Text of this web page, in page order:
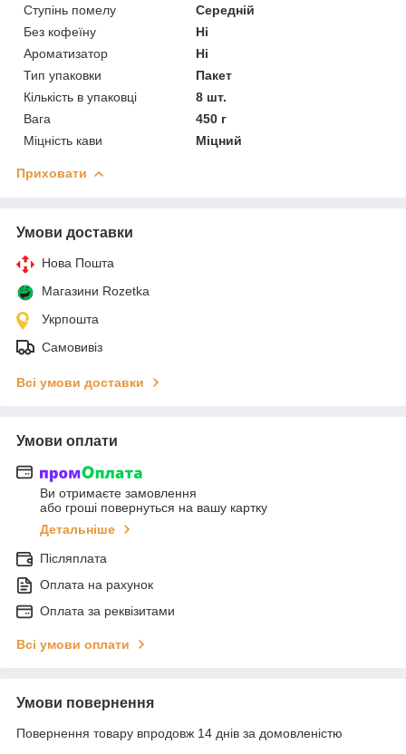
Ступінь помелу
Середній
Без кофеїну
Ні
Ароматизатор
Ні
Тип упаковки
Пакет
Кількість в упаковці
8 шт.
Вага
450 г
Міцність кави
Міцний
Приховати
Умови доставки
Нова Пошта
Магазини Rozetka
Укрпошта
Самовивіз
Всі умови доставки
Умови оплати
Ви отримаєте замовлення
або гроші повернуться на вашу картку
Детальніше
Післяплата
Оплата на рахунок
Оплата за реквізитами
Всі умови оплати
Умови повернення
Повернення товару впродовж 14 днів за домовленістю